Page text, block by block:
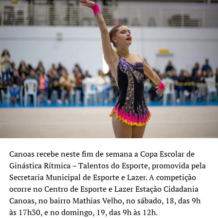
Centro de Esporte e Lazer São Luís – Rua Engenheiro
Rebouças, 1000, bairro São Luís;
Centro de Esporte e Lazer São Francisco – Rua
Candelária, 31, bairro Mathias Velho;
Centro de Esporte e Lazer São José – Rua João Leivas de
Carvalho, 541, bairro São José;
Centro de Esporte e Lazer CAIC – Avenida Dezessete de
Abril, 241, bairro Guajuviras;
Praça da Juventude Martin Luther King – Rua Romeu
Morsch, 844, bairro Harmonia;
Parque Esportivo Eduardo Gomes – Avenida Guilherme
Schell, 3600, bairro Fátima, com os Campos 1, 2 e 3.
Canoas recebe neste fim de semana a Copa Escolar de
Ginástica Rítmica – Talentos do Esporte, promovida pela
Secretaria Municipal de Esporte e Lazer. A competição
ocorre no Centro de Esporte e Lazer Estação Cidadania
Canoas, no bairro Mathias Velho, no sábado, 18, das 9h
às 17h30, e no domingo, 19, das 9h às 12h.